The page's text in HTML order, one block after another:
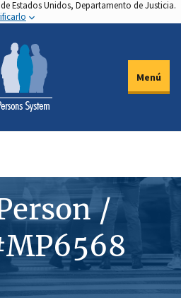
Estados Unidos, Departamento de Justicia.
Menú
/